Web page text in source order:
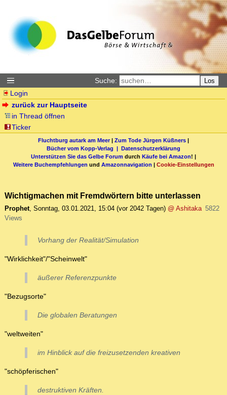
Suche: Los
Login
zurück zur Hauptseite
in Thread öffnen
Ticker
Fluchtburg autark am Meer| Zum Tode Jürgen Küßners |
Bücher vom Kopp-Verlag | Datenschutzerklärung
Unterstützen Sie das Gelbe Forum durch Käufe bei Amazon! |
Weitere Buchempfehlungen und Amazonnavigation | Cookie-Einstellungen
Wichtigmachen mit Fremdwörtern bitte unterlassen
Prophet, Sonntag, 03.01.2021, 15:04 (vor 2042 Tagen) @ Ashitaka 5822
Views
Vorhang der Realität/Simulation
"Wirklichkeit"/"Scheinwelt"
äußerer Referenzpunkte
"Bezugsorte"
Die globalen Beratungen
"weltweiten"
im Hinblick auf die freizusetzenden kreativen
"schöpferischen"
destruktiven Kräften.